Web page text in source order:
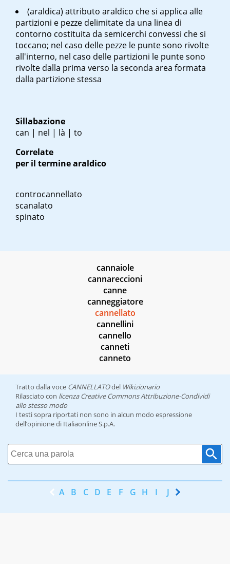
(araldica) attributo araldico che si applica alle
partizioni e pezze delimitate da una linea di
contorno costituita da semicerchi convessi che si
toccano; nel caso delle pezze le punte sono rivolte
all'interno, nel caso delle partizioni le punte sono
rivolte dalla prima verso la seconda area formata
dalla partizione stessa
Sillabazione
can | nel | là | to
Correlate
per il termine araldico
controcannellato
scanalato
spinato
cannaiole
cannareccioni
canne
canneggiatore
cannellato
cannellini
cannello
canneti
canneto
Tratto dalla voce CANNELLATOdel Wikizionario
Rilasciato con licenza Creative Commons Attribuzione-Condividi
allo stesso modo
I testi sopra riportati non sono in alcun modo espressione
dell’opinione di Italiaonline S.p.A.
A B C D E F G H I J K